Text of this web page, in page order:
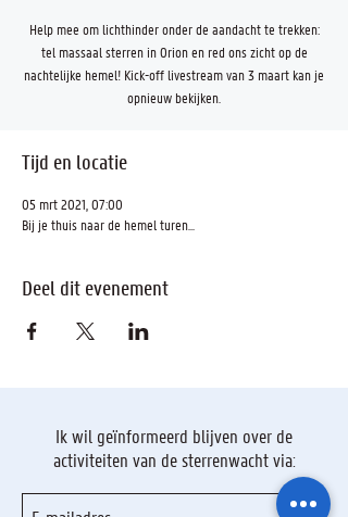
Help mee om lichthinder onder de aandacht te trekken:
tel massaal sterren in Orion en red ons zicht op de
nachtelijke hemel! Kick-off livestream van 3 maart kan je
opnieuw bekijken.
Tijd en locatie
05 mrt 2021, 07:00
Bij je thuis naar de hemel turen...
Deel dit evenement
Ik wil geïnformeerd blijven over de
activiteiten van de sterrenwacht via: